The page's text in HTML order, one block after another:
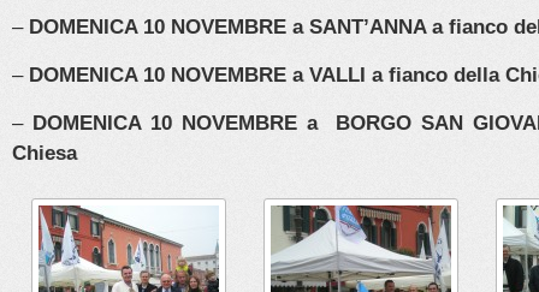
– DOMENICA 10 NOVEMBRE a SANT’ANNA a fianco
– DOMENICA 10 NOVEMBRE a VALLI a fianco della
– DOMENICA 10 NOVEMBRE a BORGO SAN
Chiesa